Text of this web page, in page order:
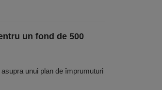
un fond de 500
unui plan de împrumuturi